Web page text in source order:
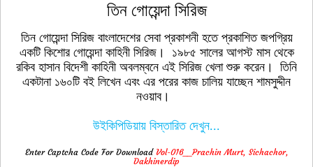
তিন গোয়েন্দা সিরিজ
তিন গোয়েন্দা সিরিজ বাংলাদেশের সেবা প্রকাশনী হতে প্রকাশিত জপগ্রিয়
একটি কিশোর গোয়েন্দা কাহিনী সিরিজ। ১৯৮৫ সালের আগস্ট মাস থেকে
রকিব হাসান বিদেশী কাহিনী অবলম্বনে এই সিরিজ খেলা শুরু করেন। তিনি
একটানা ১৬০টি বই লিখেন এবং এর পরের কাজ চালিয় যাচ্ছেন শামসুদ্দীন
নওয়াব।
উইকিপিডিয়ায় বিস্তারিত দেখুন...
Enter Captcha Code For Download Vol-016__Prachin Murt, Sichachor,
Dakhinerdip